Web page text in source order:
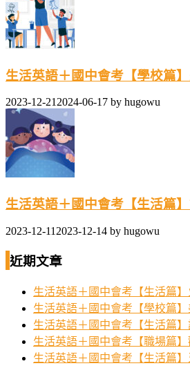
生活英語＋國中會考【學校篇
2023-12-212024-06-17 by hugowu
生活英語＋國中會考【生活篇
2023-12-11 2023-12-14 by hugowu
近期文章
生活英語＋國中會考【生活篇
生活英語＋國中會考【學校篇
生活英語＋國中會考【生活篇
生活英語＋國中會考【職場篇
生活英語＋國中會考【生活篇】